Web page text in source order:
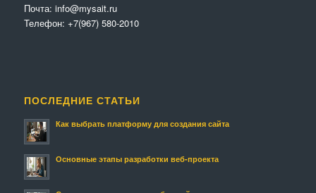
Почта: info@mysait.ru
Телефон: +7(967) 580-2010
ПОСЛЕДНИЕ СТАТЬИ
Как выбрать платформу для создания сайта
Основные этапы разработки веб-проекта